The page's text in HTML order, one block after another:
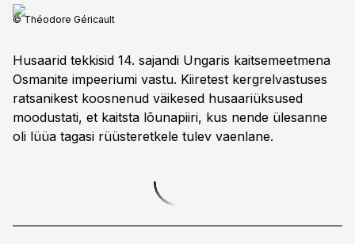
© Théodore Géricault
Husaarid tekkisid 14. sajandi Ungaris kaitsemeetmena
Osmanite impeeriumi vastu. Kiiretest kergrelvastuses
ratsanikest koosnenud väikesed husaari­üksused
moodustati, et kaitsta lõunapiiri, kus nende ülesanne
oli lüüa tagasi rüüsteretkele tulev vaenlane.